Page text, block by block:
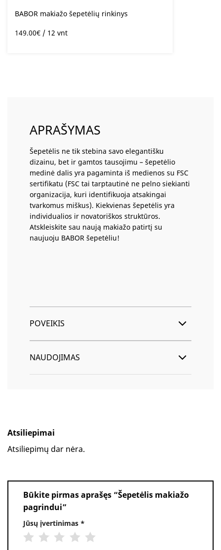
BABOR makiažo šepetėlių rinkinys
149.00€/ 12 vnt
APRAŠYMAS
Šepetėlis ne tik stebina savo elegantišku
dizainu, bet ir gamtos tausojimu – šepetėlio
medinė dalis yra pagaminta iš medienos su FSC
sertifikatu (FSC tai tarptautinė ne pelno siekianti
organizacija, kuri identifikuoja atsakingai
tvarkomus miškus). Kiekvienas šepetėlis yra
individualios ir novatoriškos struktūros.
Atskleiskite sau naują makiažo patirtį su
naujuoju BABOR šepetėliu!
POVEIKIS
NAUDOJIMAS
Atsiliepimai
Atsiliepimų dar nėra.
Būkite pirmas aprašęs “Šepetėlis makiažo
pagrindui”
Jūsų įvertinimas *